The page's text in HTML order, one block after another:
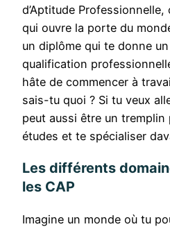
d’Aptitude Professionnelle,
qui ouvre la porte du
un diplôme qui te donne
qualification
hâte de commencer à
sais-tu quoi ? Si tu veux
peut aussi être un tremplin
études et te spécialiser
Les différents
les CAP
Imagine un monde où tu